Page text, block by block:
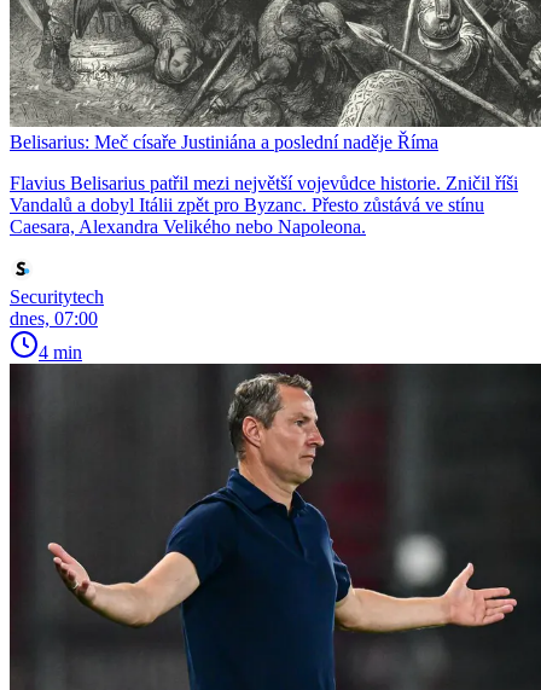
Belisarius: Meč císaře Justiniána a poslední naděje Říma
Flavius Belisarius patřil mezi největší vojevůdce historie. Zničil říši
Vandalů a dobyl Itálii zpět pro Byzanc. Přesto zůstává ve stínu
Caesara, Alexandra Velikého nebo Napoleona.
Securitytech
dnes, 07:00
4 min